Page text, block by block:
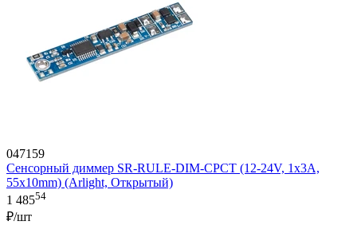
047159
Сенсорный диммер SR-RULE-DIM-CPCT (12-24V, 1x3A,
55x10mm) (Arlight, Открытый)
1 48554
₽/шт